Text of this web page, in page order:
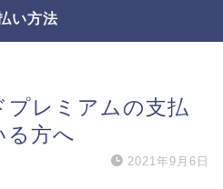
い方法
プレミアムの支払
る方へ
2021年9月6日